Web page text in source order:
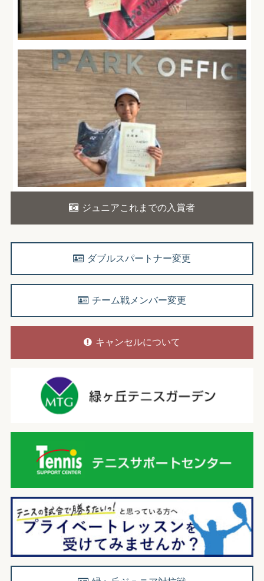
ジュニアこれまでの入賞者
ダブルスパートナー変更
チーム戦メンバー変更
キャンセルについて